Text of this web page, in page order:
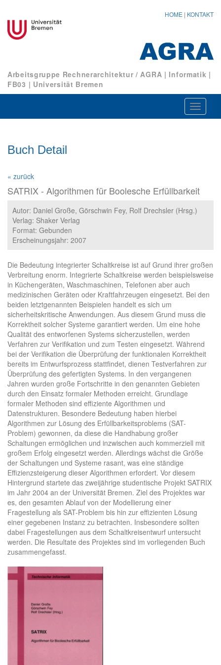
HOME | KONTAKT
Arbeitsgruppe Rechnerarchitektur / AGRA | Informatik |
FB03 | Universität Bremen
ein-/
Buch Detail
« zurück
SATRIX - Algorithmen für Boolesche Erfüllbarkeit
Autor: Daniel Große, Görschwin Fey, Rolf Drechsler (Hrsg.)
Verlag: Shaker Verlag
Format: Gebunden
Erscheinungsjahr: 2007
Die Bedeutung integrierter Schaltkreise ist auf Grund ihrer großen
Verbreitung enorm. Integrierte Schaltkreise werden beispielsweise
in Küchengeräten, Waschmaschinen, Telefonen aber auch
medizinischen Geräten oder Kraftfahrzeugen eingesetzt. Bei den
beiden letztgenannten Beispielen handelt es sich um
sicherheitskritische Anwendungen. Aus diesem Grund muss die
Korrektheit solcher Systeme garantiert werden. Um eine hohe
Qualität des entworfenen Systems sicherzustellen, werden
Verfahren zur Verifikation und zum Testen eingesetzt. Während
bei der Verifikation die Überprüfung der funktionalen Korrektheit
bereits im Entwurfsprozess stattfindet, dienen Testverfahren zur
Überprüfung des gefertigten Systems. In den vergangenen
Jahren wurden große Fortschritte in den genannten Gebieten
durch den Einsatz formaler Methoden erreicht. Grundlage
formaler Methoden sind effiziente Algorithmen und
Datenstrukturen. Besondere Bedeutung haben hierbei
Algorithmen zur Lösung des Erfüllbarkeitsproblems (SAT-
Problem) gewonnen, da diese die Handhabung großer
Schaltungen ermöglichen und inzwischen auch kommerziell mit
großem Erfolg eingesetzt werden. Allerdings wächst die Größe
der Schaltungen und Systeme rasant, was eine ständige
Effizienzsteigerung dieser Algorithmen erfordert. Vor diesem
Hintergrund startete das zweijährige studentische Projekt SATRIX
im Jahr 2004 an der Universität Bremen. Ziel des Projektes war
es, den gesamten Ablauf von der Modellierung einer
Fragestellung als SAT-Problem bis hin zur effizienten Lösung
einer gegebenen Instanz zu betrachten. Insbesondere sollten
dabei Fragestellungen aus dem Schaltkreisentwurf untersucht
werden. Die Resultate des Projektes sind im vorliegenden Buch
zusammengefasst.